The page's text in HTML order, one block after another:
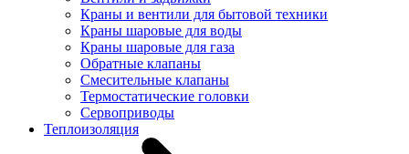
Краны и вентили для бытовой техники
Краны шаровые для воды
Краны шаровые для газа
Обратные клапаны
Смесительные клапаны
Термостатические головки
Сервоприводы
Теплоизоляция